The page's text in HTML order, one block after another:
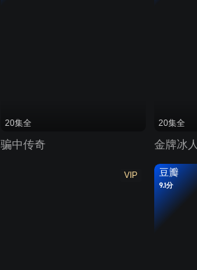
20集全
骗中传奇
20集全
金牌冰人
VIP 豆瓣
9.1分